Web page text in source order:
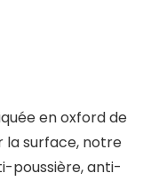
en oxford de
la surface, notre
poussière, anti-